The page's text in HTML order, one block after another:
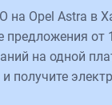
Opel Astra в
предложения от
на одной
получите